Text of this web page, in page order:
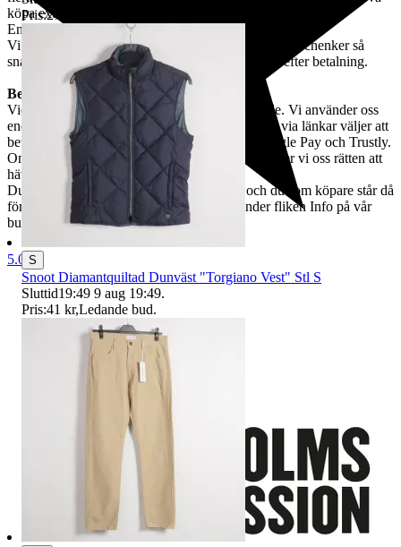
köpa extra frakter. I dessa fall kommer vi kontakta dig.
Endast köpare inom EU / Only buyers within EU.
Vi samarbetar med Schenker. Varorna skickas med Schenker så
snabbt som möjligt och alltid inom 5 arbetsdagar efter betalning.
Betalning och ångerrätt
Vid vunnen auktion bör betalning ske omgående. Vi använder oss
endast av Traderabetalning, vilket innebär att du via länkar väljer att
betala med Swish, kort, Klarna, Apple Pay, Google Pay och Trustly.
Om betalning inte skett inom fem dagar förbehåller vi oss rätten att
häva köpet.
Du har rätt att ångra köpet inom 14 dagar, och du som köpare står då
för returfrakten. Mer om returer hittar du under fliken Info på vår
butikssida på Tradera.
Stadsmissionens second hand
5.0
Pris:270 kr
S
Snoot Diamantquiltad Dunväst "Torgiano Vest" Stl S
Sluttid19:49 9 aug 19:49.
Pris:41 kr,Ledande bud.